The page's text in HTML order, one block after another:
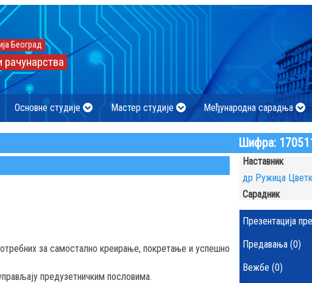
Београд
Основне студије Мастер студије Међународна сарадња
Шифра:
за самостално креирање, покретање и успешно
предузетничким пословима.
Наставник
др Ружица
Сарадник
Презентација
Предавања (0)
Вежбе (0)